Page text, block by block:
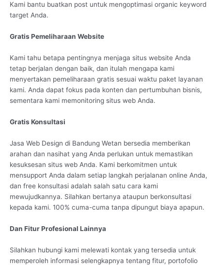
Kami bantu buatkan post untuk mengoptimasi organic keyword
target Anda.
Gratis Pemeliharaan Website
Kami tahu betapa pentingnya menjaga situs website Anda
tetap berjalan dengan baik, dan itulah mengapa kami
menyertakan pemeliharaan gratis sesuai waktu paket layanan
kami. Anda dapat fokus pada konten dan pertumbuhan bisnis,
sementara kami memonitoring situs web Anda.
Gratis Konsultasi
Jasa Web Design di Bandung Wetan bersedia memberikan
arahan dan nasihat yang Anda perlukan untuk memastikan
kesuksesan situs web Anda. Kami berkomitmen untuk
mensupport Anda dalam setiap langkah perjalanan online Anda,
dan free konsultasi adalah salah satu cara kami
mewujudkannya. Silahkan bertanya ataupun berkonsultasi
kepada kami. 100% cuma-cuma tanpa dipungut biaya apapun.
Dan Fitur Profesional Lainnya
Silahkan hubungi kami melewati kontak yang tersedia untuk
memperoleh informasi selengkapnya tentang fitur, portofolio